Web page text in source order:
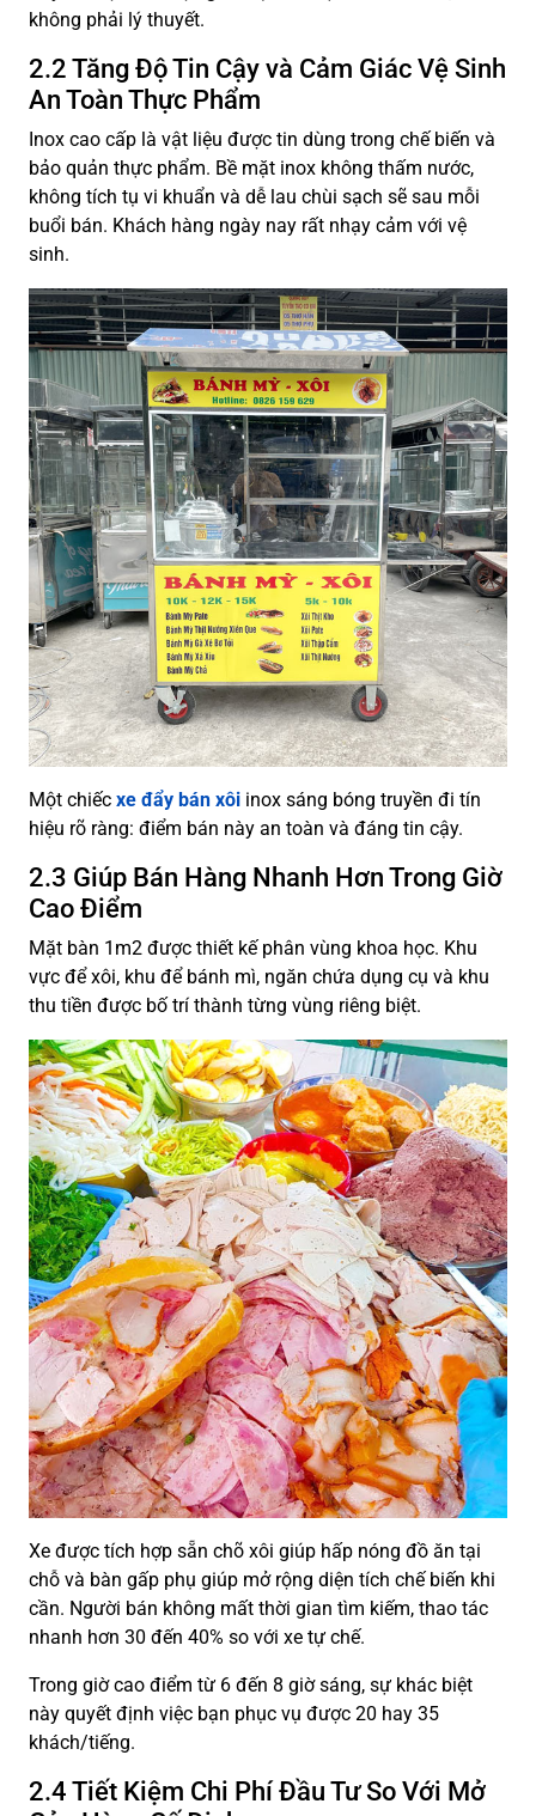
không phải lý thuyết.
2.2 Tăng Độ Tin Cậy và Cảm Giác Vệ Sinh
An Toàn Thực Phẩm
Inox cao cấp là vật liệu được tin dùng trong chế biến và
bảo quản thực phẩm. Bề mặt inox không thấm nước,
không tích tụ vi khuẩn và dễ lau chùi sạch sẽ sau mỗi
buổi bán. Khách hàng ngày nay rất nhạy cảm với vệ
sinh.
Một chiếc xe đẩy bán xôi inox sáng bóng truyền đi tín
hiệu rõ ràng: điểm bán này an toàn và đáng tin cậy.
2.3 Giúp Bán Hàng Nhanh Hơn Trong Giờ
Cao Điểm
Mặt bàn 1m2 được thiết kế phân vùng khoa học. Khu
vực để xôi, khu để bánh mì, ngăn chứa dụng cụ và khu
thu tiền được bố trí thành từng vùng riêng biệt.
Xe được tích hợp sẵn chõ xôi giúp hấp nóng đồ ăn tại
chỗ và bàn gấp phụ giúp mở rộng diện tích chế biến khi
cần. Người bán không mất thời gian tìm kiếm, thao tác
nhanh hơn 30 đến 40% so với xe tự chế.
Trong giờ cao điểm từ 6 đến 8 giờ sáng, sự khác biệt
này quyết định việc bạn phục vụ được 20 hay 35
khách/tiếng.
2.4 Tiết Kiệm Chi Phí Đầu Tư So Với Mở